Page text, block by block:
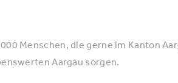
Menschen, die gerne im Kanton
Aargau sorgen.